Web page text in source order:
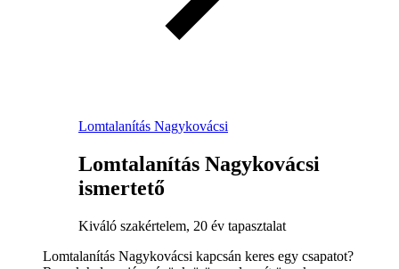
Lomtalanítás Nagykovácsi
Lomtalanítás Nagykovácsi
ismertető
Kiváló szakértelem, 20 év tapasztalat
Lomtalanítás Nagykovácsi kapcsán keres egy csapatot?